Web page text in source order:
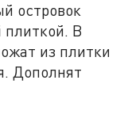
островок
плиткой. В
из плитки
Дополнят